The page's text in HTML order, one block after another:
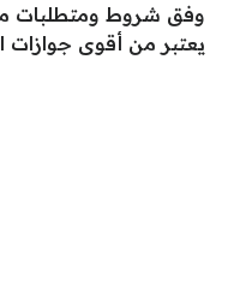
وفق شروط ومتطلبات
يعتبر من أقوى جوازات